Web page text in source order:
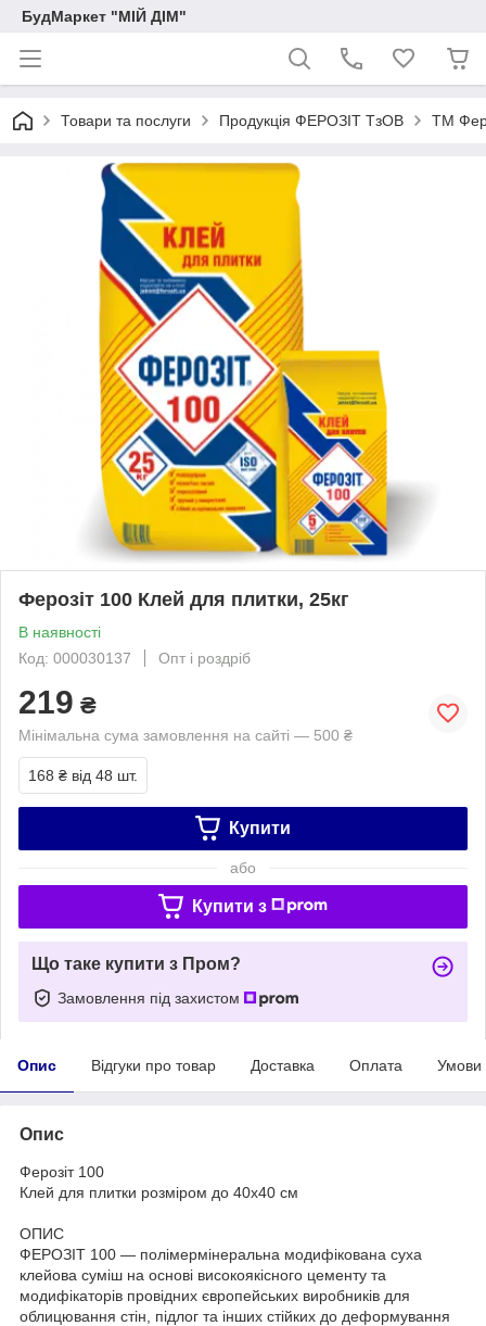
БудМаркет "МІЙ ДІМ"
Товари та послуги Продукція ФЕРОЗІТ ТзОВ ТМ
Ферозіт 100 Клей для плитки, 25кг
В наявності
Код: 000030137
Опт і роздріб
219 ₴
Мінімальна сума замовлення на сайті — 500 ₴
168 ₴ від 48 шт.
Купити
або
Купити з
Що таке купити з Пром?
Замовлення під захистом
Опис Відгуки про товар Доставка Оплата Умови
Опис
Ферозіт 100
Клей для плитки розміром до 40х40 см
ОПИС
ФЕРОЗІТ 100 — полімермінеральна модифікована суха
клейова суміш на основі високоякісного цементу та
модифікаторів провідних європейських виробників для
облицювання стін, підлог та інших стійких до деформування